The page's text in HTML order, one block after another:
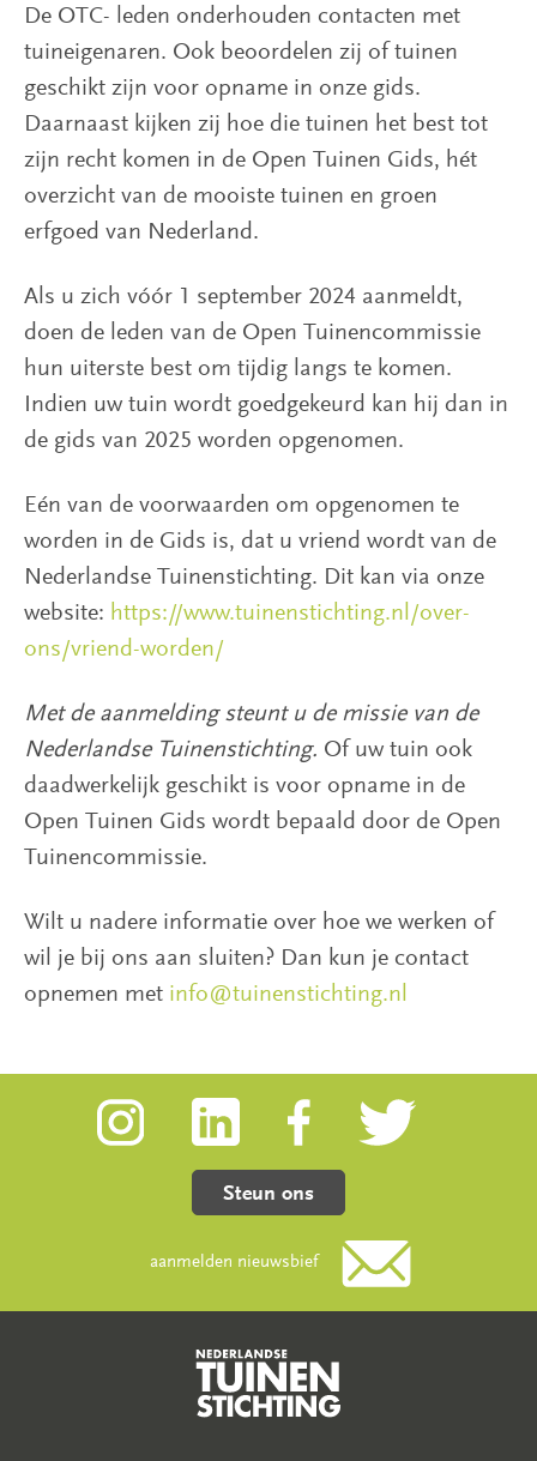
De OTC- leden onderhouden contacten met
tuineigenaren. Ook beoordelen zij of tuinen
geschikt zijn voor opname in onze gids.
Daarnaast kijken zij hoe die tuinen het best tot
zijn recht komen in de Open Tuinen Gids, hét
overzicht van de mooiste tuinen en groen
erfgoed van Nederland.
Als u zich vóór 1 september 2024 aanmeldt,
doen de leden van de Open Tuinencommissie
hun uiterste best om tijdig langs te komen.
Indien uw tuin wordt goedgekeurd kan hij dan in
de gids van 2025 worden opgenomen.
Eén van de voorwaarden om opgenomen te
worden in de Gids is, dat u vriend wordt van de
Nederlandse Tuinenstichting. Dit kan via onze
website: https://www.tuinenstichting.nl/over-
ons/vriend-worden/
Met de aanmelding steunt u de missie van de
Nederlandse Tuinenstichting. Of uw tuin ook
daadwerkelijk geschikt is voor opname in de
Open Tuinen Gids wordt bepaald door de Open
Tuinencommissie.
Wilt u nadere informatie over hoe we werken of
wil je bij ons aan sluiten? Dan kun je contact
opnemen met info@tuinenstichting.nl
Steun ons
aanmelden nieuwsbief